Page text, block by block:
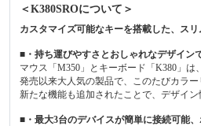
＜K380SROについて＞
カスタマイズ可能なキーを搭載した、ス
■・持ち運びやすさとおしゃれなデザイン
マウス「M350」とキーボード「K380」
発売以来大人気の製品で、このたびカラー
新たな機能も追加されたことで、デザイ
■・最大3台のデバイスが簡単に接続可能